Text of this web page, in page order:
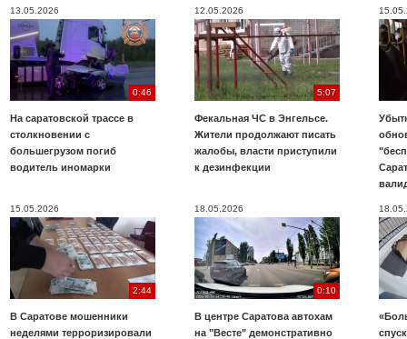
13.05.2026
0:46
На саратовской трассе в
столкновении с
большегрузом погиб
водитель иномарки
12.05.2026
5:07
Фекальная ЧС в Энгельсе.
Жители продолжают писать
жалобы, власти приступили
к дезинфекции
15.05.2026
2:44
В Саратове мошенники
неделями терроризировали
18.05.2026
0:10
В центре Саратова автохам
на "Весте" демонстративно